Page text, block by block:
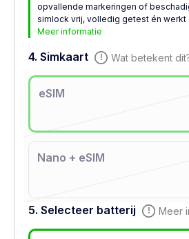
opvallende markeringen of
simlock vrij, volledig getest én werkt
Meer informatie
4. Simkaart Wat betekent
eSIM
Nano + eSIM
5. Selecteer batterij Meer